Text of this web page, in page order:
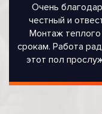
Очень
честный и
Монтаж
срокам. Работа
этот пол